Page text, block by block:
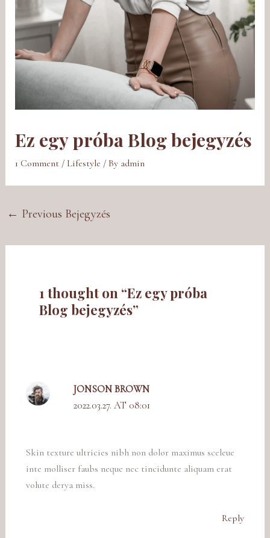
Ez egy próba Blog bejegyzés
1 Comment / Lifestyle / By admin
← Previous Bejegyzés
1 thought on “Ez egy próba
Blog bejegyzés”
JONSON BROWN
2022.03.27. AT 08:01
Skin texture ultricies nibh non dolor maximus sceleue
inte molliser faubs neque nec tincidunte aliquam erat
volute derya miss.
Reply